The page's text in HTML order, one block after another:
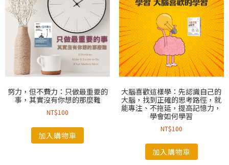
努力，但不費力：只做最重要的
事，其實沒有你想的那麼難
NT$100
加入購物車
大腦喜歡這樣學：先認識自己的
大腦，找到正確的思考路徑，就
能專注、不拖延，提高記憶力，
學會如何學習
NT$100
加入購物車